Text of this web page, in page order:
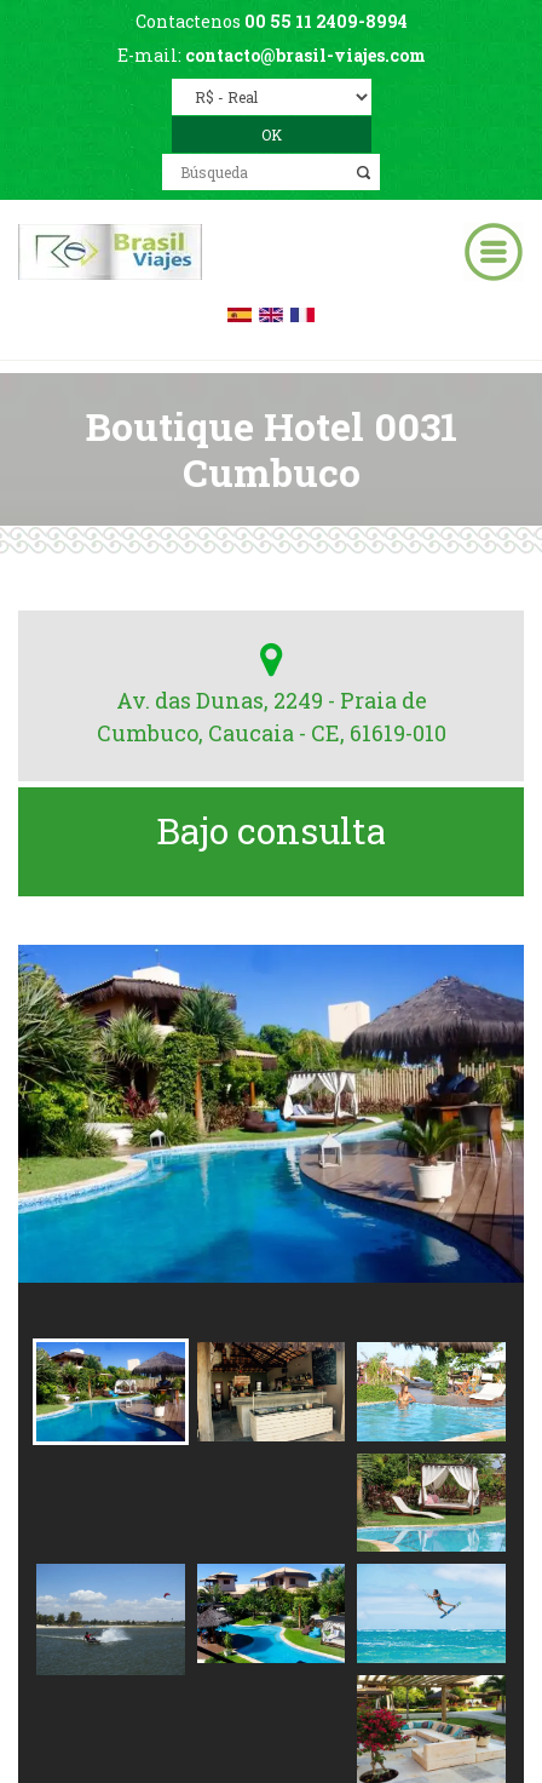
Contactenos 00 55 11 2409-8994
E-mail: contacto@brasil-viajes.com
Boutique Hotel 0031
Cumbuco
Av. das Dunas, 2249 - Praia de
Cumbuco, Caucaia - CE, 61619-010
Bajo consulta